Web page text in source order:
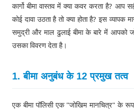
कार्गो बीमा वास्तव में क्या कवर करता है? आप
कोई दावा उठता है तो क्या होता है? इस व्यापक
समुद्री और माल ढुलाई बीमा के बारे में
उसका विवरण देता है।
1. बीमा अनुबंध के 12 प्रमुख तत्व
एक बीमा पॉलिसी एक "जोखिम मानचित्र" के